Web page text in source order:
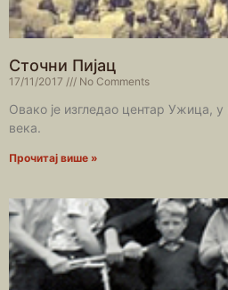
Сточни Пијац
17/11/2017 No Comments
Овако је изгледао центар Ужица, у
века.
Прочитај више »